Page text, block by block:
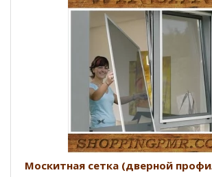
Москитная сетка (дверной